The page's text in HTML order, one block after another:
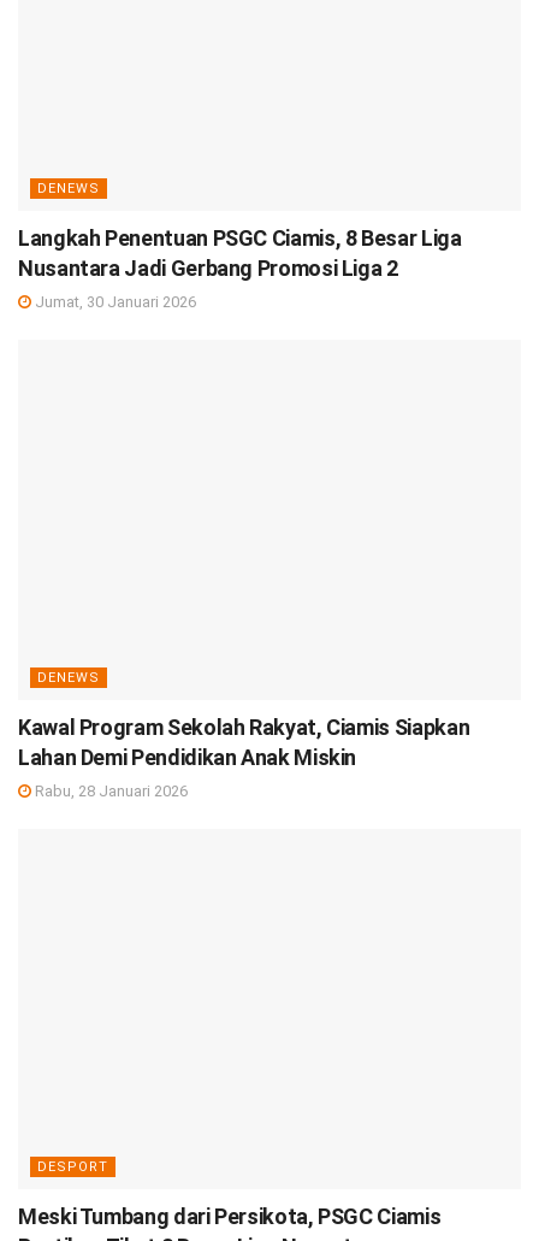
DENEWS
Langkah Penentuan PSGC Ciamis, 8 Besar Liga
Nusantara Jadi Gerbang Promosi Liga 2
Jumat, 30 Januari 2026
DENEWS
Kawal Program Sekolah Rakyat, Ciamis Siapkan
Lahan Demi Pendidikan Anak Miskin
Rabu, 28 Januari 2026
DESPORT
Meski Tumbang dari Persikota, PSGC Ciamis